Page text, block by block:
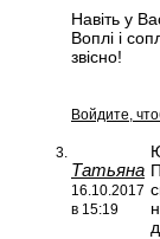
Навіть у
Воплі і
звісно!
Войдите,
Татьяна
16.10.2017
в 15:19